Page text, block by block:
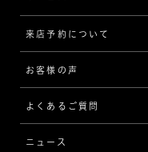
コンビネーション
[フォルムから選ぶ]
ストレート
ウェーブ
ネックレス/ペンダント
ピアス/イヤリング
ブレスレット
歴史
企業の取り組み
サービスについて
アフターサービス
MESSAGE IN
品質保証
来店予約について
お客様の声
よくあるご質問
ニュース